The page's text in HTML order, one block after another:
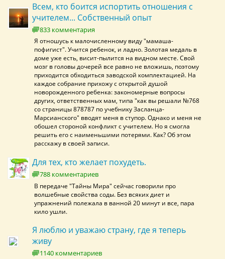
Всем, кто боится испортить отношения с
учителем... Собственный опыт
833 комментария
Я отношусь к малочисленному виду "мамаша-
пофигист". Учится ребенок, и ладно. Золотая медаль в
доме уже есть, висит-пылится на видном месте. Свой
мозг в головы дочерей все равно не вложишь, поэтому
приходится обходиться заводской комплектацией. На
каждое собрание прихожу с открытой душой
новорожденного ребенка: закономерные вопросы
других, ответственных мам, типа "как вы решали №768
со страницы 878787 по учебнику Засланца-
Марсианского" вводят меня в ступор. Однако и меня не
обошел стороной конфликт с учителем. Но я смогла
решить его с наименьшими потерями. Как? Об этом
расскажу в своей записи.
Для тех, кто желает похудеть.
788 комментариев
В передаче "Тайны Мира" сейчас говорили про
волшебные свойства соды. Без всяких диет и
упражнений полежала в ванной 20 минут и все, пара
кило ушли.
Я люблю и уважаю страну, где я теперь
живу
1140 комментариев